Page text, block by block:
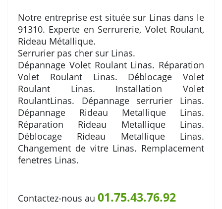
Notre entreprise est située sur Linas dans le
91310. Experte en Serrurerie, Volet Roulant,
Rideau Métallique.
Serrurier pas cher sur Linas.
Dépannage Volet Roulant Linas. Réparation
Volet Roulant Linas. Déblocage Volet
Roulant Linas. Installation Volet
RoulantLinas. Dépannage serrurier Linas.
Dépannage Rideau Metallique Linas.
Réparation Rideau Metallique Linas.
Déblocage Rideau Metallique Linas.
Changement de vitre Linas. Remplacement
fenetres Linas.
Contactez-nous au 01.75.43.76.92